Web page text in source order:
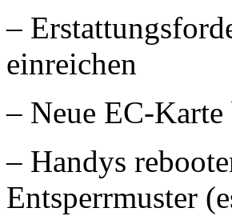
–
einreichen
– Neue EC-Karte
– Handys
Entsperrmuster